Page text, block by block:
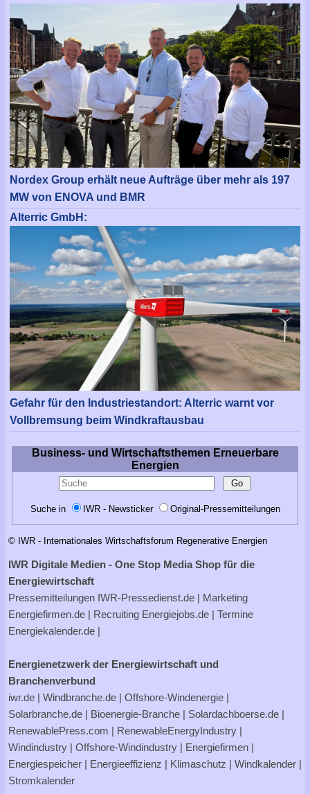
Nordex Group erhält neue Aufträge über mehr als 197
MW von ENOVA und BMR
Alterric GmbH:
Gefahr für den Industriestandort: Alterric warnt vor
Vollbremsung beim Windkraftausbau
Business- und Wirtschaftsthemen Erneuerbare
Energien
Suche in IWR - Newsticker Original-Pressemitteilungen
© IWR - Internationales Wirtschaftsforum Regenerative Energien
IWR Digitale Medien - One Stop Media Shop für die
Energiewirtschaft
Pressemitteilungen IWR-Pressedienst.de | Marketing
Energiefirmen.de | Recruiting Energiejobs.de | Termine
Energiekalender.de |
Energienetzwerk der Energiewirtschaft und
Branchenverbund
iwr.de | Windbranche.de | Offshore-Windenergie |
Solarbranche.de | Bioenergie-Branche | Solardachboerse.de |
RenewablePress.com | RenewableEnergyIndustry |
Windindustry | Offshore-Windindustry | Energiefirmen |
Energiespeicher | Energieeffizienz | Klimaschutz | Windkalender |
Stromkalender